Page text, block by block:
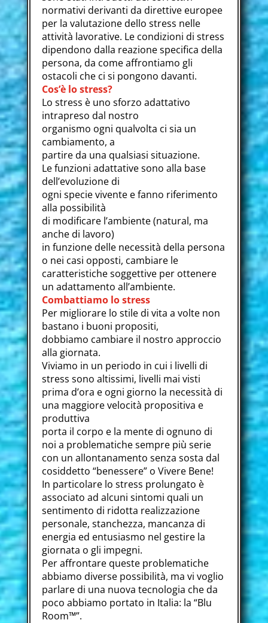
normativi derivanti da direttive europee
per la valutazione dello stress nelle
attività lavorative. Le condizioni di stress
dipendono dalla reazione specifica della
persona, da come affrontiamo gli
ostacoli che ci si pongono davanti.
Cos’è lo stress?
Lo stress è uno sforzo adattativo
intrapreso dal nostro
organismo ogni qualvolta ci sia un
cambiamento, a
partire da una qualsiasi situazione.
Le funzioni adattative sono alla base
dell’evoluzione di
ogni specie vivente e fanno riferimento
alla possibilità
di modificare l’ambiente (natural, ma
anche di lavoro)
in funzione delle necessità della persona
o nei casi opposti, cambiare le
caratteristiche soggettive per ottenere
un adattamento all’ambiente.
Combattiamo lo stress
Per migliorare lo stile di vita a volte non
bastano i buoni propositi,
dobbiamo cambiare il nostro approccio
alla giornata.
Viviamo in un periodo in cui i livelli di
stress sono altissimi, livelli mai visti
prima d’ora e ogni giorno la necessità di
una maggiore velocità propositiva e
produttiva
porta il corpo e la mente di ognuno di
noi a problematiche sempre più serie
con un allontanamento senza sosta dal
cosiddetto “benessere” o Vivere Bene!
In particolare lo stress prolungato è
associato ad alcuni sintomi quali un
sentimento di ridotta realizzazione
personale, stanchezza, mancanza di
energia ed entusiasmo nel gestire la
giornata o gli impegni.
Per affrontare queste problematiche
abbiamo diverse possibilità, ma vi voglio
parlare di una nuova tecnologia che da
poco abbiamo portato in Italia: la “Blu
Room™”.